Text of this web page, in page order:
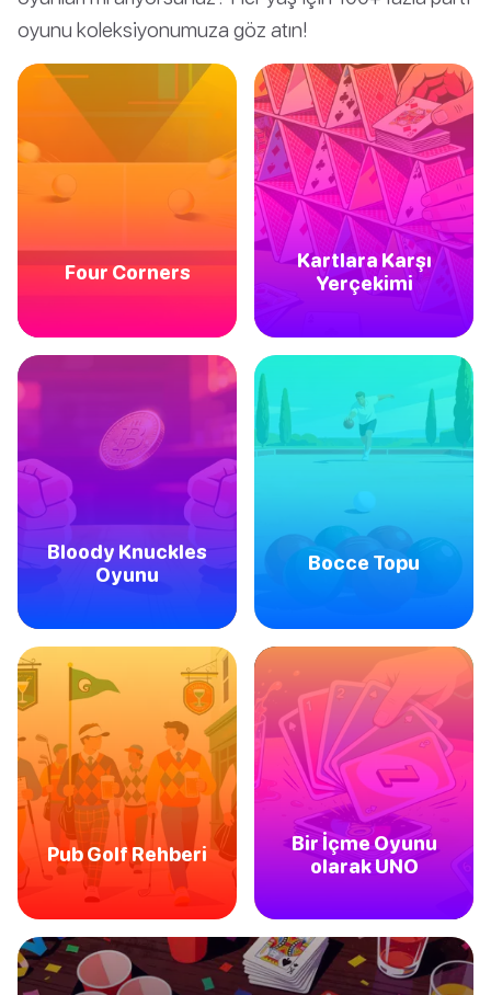
oyunu koleksiyonumuza göz atın!
Four Corners
Kartlara Karşı
Yerçekimi
Bloody Knuckles
Oyunu
Bocce Topu
Pub Golf Rehberi
Bir İçme Oyunu
olarak UNO